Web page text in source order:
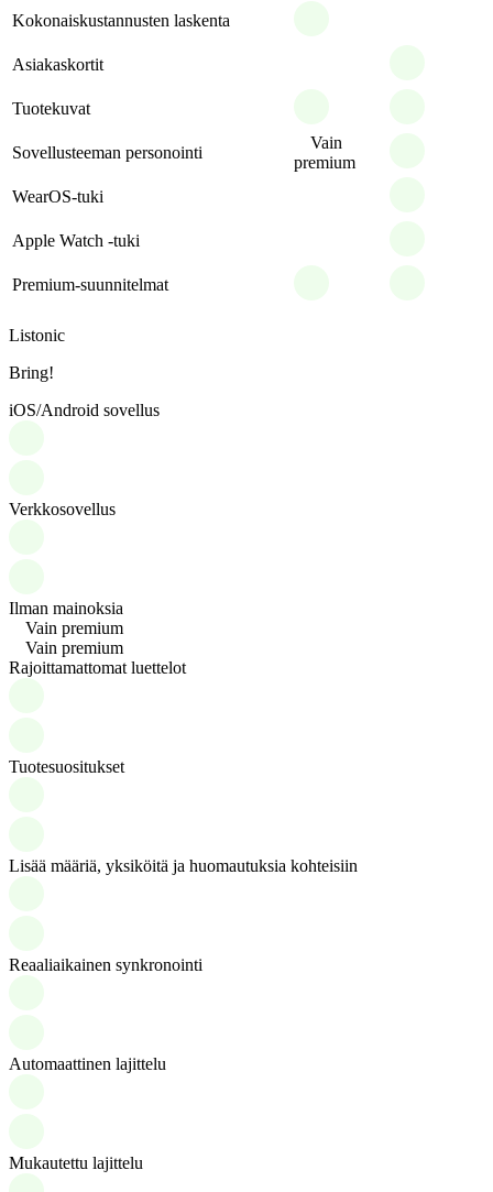
Kokonaiskustannusten laskenta
Asiakaskortit
Tuotekuvat
Sovellusteeman personointi
Vain
premium
WearOS-tuki
Apple Watch -tuki
Premium-suunnitelmat
Listonic
Bring!
iOS/Android sovellus
Verkkosovellus
Ilman mainoksia
Vain premium
Vain premium
Rajoittamattomat luettelot
Tuotesuositukset
Lisää määriä, yksiköitä ja huomautuksia kohteisiin
Reaaliaikainen synkronointi
Automaattinen lajittelu
Mukautettu lajittelu